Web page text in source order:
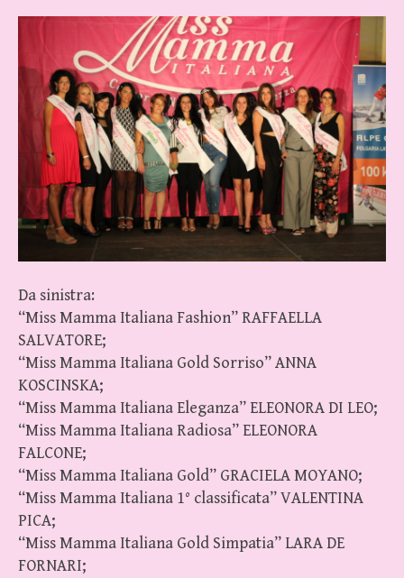
Da sinistra:
“Miss Mamma Italiana Fashion” RAFFAELLA
SALVATORE;
“Miss Mamma Italiana Gold Sorriso” ANNA
KOSCINSKA;
“Miss Mamma Italiana Eleganza” ELEONORA DI LEO;
“Miss Mamma Italiana Radiosa” ELEONORA
FALCONE;
“Miss Mamma Italiana Gold” GRACIELA MOYANO;
“Miss Mamma Italiana 1° classificata” VALENTINA
PICA;
“Miss Mamma Italiana Gold Simpatia” LARA DE
FORNARI;